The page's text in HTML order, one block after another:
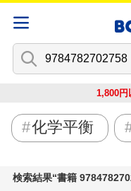
1,800円
化学平衡
検索結果 書籍